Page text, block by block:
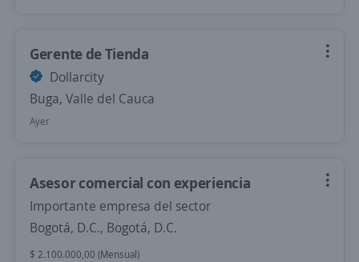
Gerente de Tienda
Dollarcity
Buga, Valle del Cauca
Ayer
Asesor comercial con experiencia
Importante empresa del sector
Bogotá, D.C., Bogotá, D.C.
$ 2.100.000,00 (Mensual)